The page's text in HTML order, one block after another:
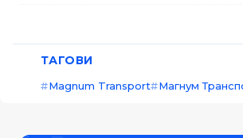
ТАГОВИ
Magnum Transport Магнум